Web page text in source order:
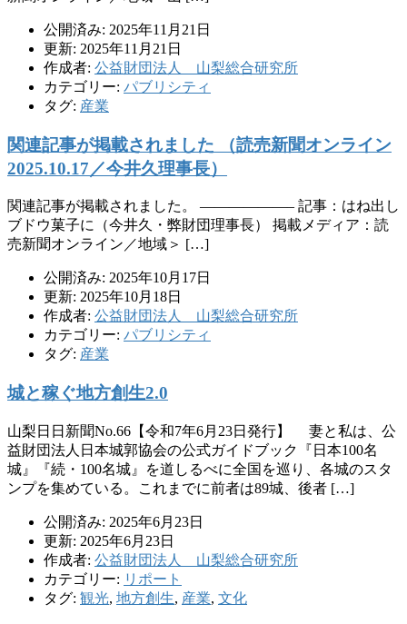
公開済み: 2025年11月21日
更新: 2025年11月21日
作成者: 公益財団法人 山梨総合研究所
カテゴリー: パブリシティ
タグ: 産業
関連記事が掲載されました （読売新聞オンライン
2025.10.17／今井久理事長）
関連記事が掲載されました。 ——————– 記事：はね出し
ブドウ菓子に（今井久・弊財団理事長） 掲載メディア：読
売新聞オンライン／地域＞ […]
公開済み: 2025年10月17日
更新: 2025年10月18日
作成者: 公益財団法人 山梨総合研究所
カテゴリー: パブリシティ
タグ: 産業
城と稼ぐ地方創生2.0
山梨日日新聞No.66【令和7年6月23日発行】 妻と私は、公
益財団法人日本城郭協会の公式ガイドブック『日本100名
城』『続・100名城』を道しるべに全国を巡り、各城のスタ
ンプを集めている。これまでに前者は89城、後者 […]
公開済み: 2025年6月23日
更新: 2025年6月23日
作成者: 公益財団法人 山梨総合研究所
カテゴリー: リポート
タグ: 観光, 地方創生, 産業, 文化